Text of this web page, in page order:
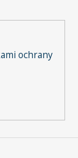
ochrany